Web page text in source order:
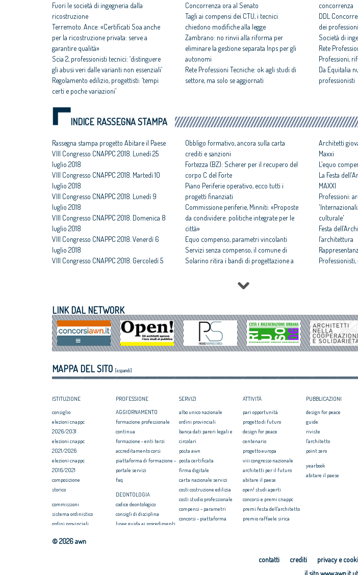
Fuori le società di ingegneria dalla
ricostruzione
Terremoto. Ance: «Certificati Soa anche
per la ricostruzione privata: serve a
garantire qualità»
Scia 2, professionisti tecnici: ‘distinguere
gli abusi veri dalle varianti non essenziali’
Regolamento edilizio, progettisti: ‘tempi
certi e poche variazioni’
Concorrenza ora al Senato
Tagli ai compensi dei CTU, i tecnici
chiedono modifiche alla legge
Zambrano: no rinvii alla riforma per
eliminare la gestione separata Inps per gli
autonomi
Rete Professioni Tecniche: ok agli studi di
settore, ma solo se aggiornati
concorrenza
DDL
dei
Società di
Rete
Professioni,
Da Equitalia
professionisti
INDICE RASSEGNA STAMPA
Rassegna stampa progetto Abitare il Paese
VIII Congresso CNAPPC 2018. Lunedì 25
luglio 2018
VIII Congresso CNAPPC 2018. Martedì 10
luglio 2018
VIII Congresso CNAPPC 2018. Lunedì 9
luglio 2018
VIII Congresso CNAPPC 2018. Domenica 8
luglio 2018
VIII Congresso CNAPPC 2018. Venerdì 6
luglio 2018
VIII Congresso CNAPPC 2018. Gercoledì 5
luglio 2018
VIII Congresso CNAPPC 2018. Domenica 1
luglio 2018
Obbligo formativo, ancora sulla carta
crediti e sanzioni
Fortezza (BZ): Scherer per il recupero del
corpo C del Forte
Piano Periferie operativo, ecco tutti i
progetti finanziati
Commissione periferie, Minniti: «Proposte
da condividere: politiche integrate per le
città»
Equo compenso, parametri vincolanti
Servizi senza compenso, il comune di
Solarino ritira i bandi di progettazione a
All'architettura rispettosa dello studio
caravatti_caravatti il Premio architetto
Assegnati premi Architetto italiano e
Giovane talento 2017
Equo compenso, il CNAPPC ricorre alla
Corte Europea dei Diritti dell’Uomo
Architetti
Maxxi
L’equo
La Festa
MAXXI
Professioni:
culturale'
Festa
l’architettura
degradate
Architetti:
svilito
LINK DAL NETWORK
MAPPA DEL SITO [espandi]
ISTITUZIONE
consiglio
elezioni cnappc
2026/2031
elezioni cnappc
2021/2026
elezioni cnappc
2016/2021
composizione
storico
commissioni
sistema ordinistico
ordini provinciali
2025-2029
PROFESSIONE
AGGIORNAMENTO
formazione professionale
continua
formazione - enti terzi
accreditamento corsi
piattaforma di formazione -
portale servizi
faq
DEONTOLOGIA
codice deontologico
consigli di disciplina
linee guida ai procedimenti
SERVIZI
albo unico nazionale
ordini provinciali
banca dati pareri legali e
circolari
posta awn
posta certificata
firma digitale
carta nazionale servizi
costi costruzione edilizia
costi studio professionale
compensi - parametri
concorsi - piattaforma
ATTIVITÀ
pari opportunità
progetto di futuro
design for peace
centenario
progetto europa
viii congresso nazionale
architetti per il futuro
abitare il paese
open! studi aperti
concorsi e premi cnappc
premi festa dell'architetto
premio raffaele sirica
PUBBLICAZIONI
design for peace
guide
riviste
l'architetto
point zero
yearbook
abitare il paese
PRESS
comunicati stampa
© 2026 awn
privacy e
crediti
contatti